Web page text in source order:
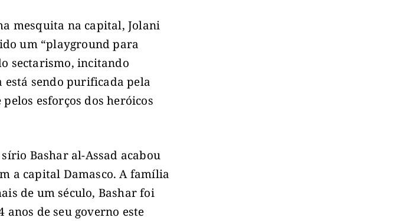
mesquita na capital, Jolani
um “playground para
sectarismo, incitando
está sendo purificada pela
pelos esforços dos heróicos
Bashar al-Assad acabou
a capital Damasco. A família
de um século, Bashar foi
de seu governo este